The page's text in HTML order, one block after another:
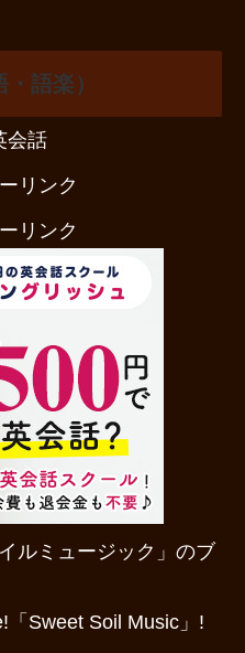
語楽）
会話
リンク
リンク
ルミュージック」のブ
「Sweet Soil Music」!